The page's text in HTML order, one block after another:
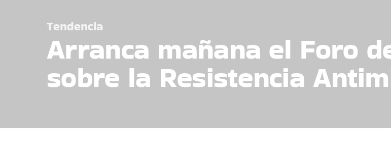
Tendencia
Arranca mañana el Foro
sobre la Resistencia